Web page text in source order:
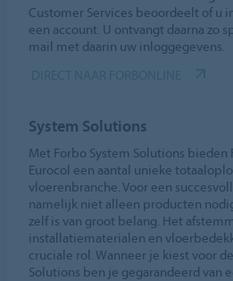
Customer Services beoordeelt of u
een account. U ontvangt daarna zo
mail met daarin uw inloggegevens.
System Solutions
Met Forbo System Solutions bieden
Eurocol een aantal unieke
vloerenbranche. Voor een
namelijk niet alleen producten
zelf is van groot belang. Het
installatiematerialen en
cruciale rol. Wanneer je kiest voor
Solutions ben je gegarandeerd van